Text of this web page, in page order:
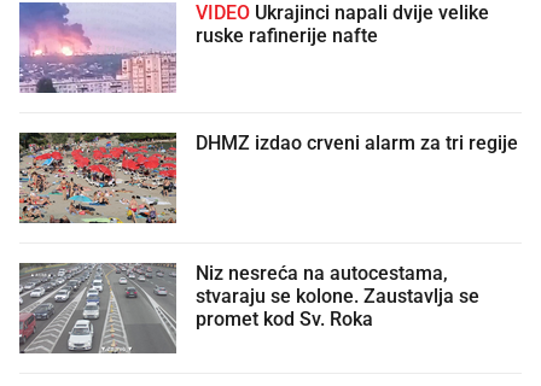
VIDEO
ruske rafinerije nafte
DHMZ izdao crveni alarm za tri regije
Niz nesreća na autocestama,
stvaraju se kolone. Zaustavlja se
promet kod Sv. Roka